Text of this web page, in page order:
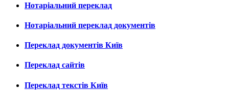
Нотаріальний переклад
Нотаріальний переклад документів
Переклад документів Київ
Переклад сайтів
Переклад текстів Київ